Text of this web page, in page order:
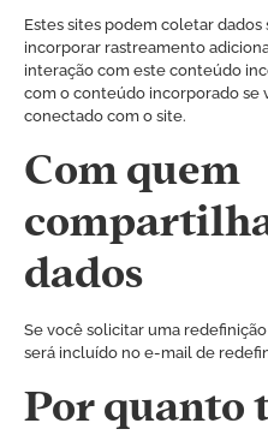
Estes sites podem coletar dados
incorporar rastreamento
interação com este conteúdo
com o conteúdo incorporado se
conectado com o site.
Com quem
dados
Se você solicitar uma
será incluído no e-mail de
Por quanto